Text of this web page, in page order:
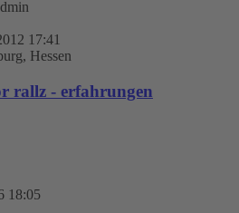
17:41
Hessen
rallz - erfahrungen
18:05